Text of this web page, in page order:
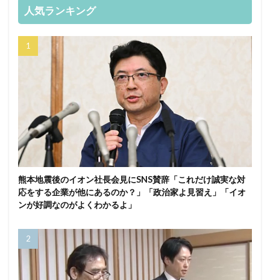
人気ランキング
熊本地震後のイオン社長会見にSNS賛辞「これだけ誠実な対
応をする企業が他にあるのか？」「政治家よ見習え」「イオ
ンが好調なのがよくわかるよ」